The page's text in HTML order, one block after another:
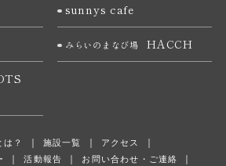
sunnys cafe
みらいのまなび場 HACCH
は？ 施設一覧
アクセス
活動報告 お問い合わせ・ご連絡